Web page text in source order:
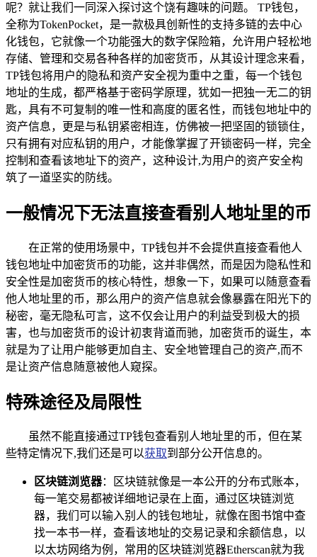
呢？就让我们一同深入探讨这个饶有趣味的问题。 TP钱包，
全称为TokenPocket，是一款极具创新性的支持多链的去中心
化钱包，它就像一个功能强大的数字保险箱，允许用户轻松地
存储、管理和交易各种各样的加密货币，从其设计理念来看，
TP钱包将用户的隐私和资产安全视为重中之重，每一个钱包
地址的生成，都严格基于密码学原理，犹如一把独一无二的钥
匙，具有不可复制的唯一性和高度的匿名性，而钱包地址中的
资产信息，更是与私钥紧密相连，仿佛被一把坚固的锁锁住，
只有拥有对应私钥的用户，才能像掌握了开锁密码一样，完全
控制和查看该地址下的资产，这种设计,为用户的资产安全构
筑了一道坚实的防线。
一般情况下无法直接查看别人地址里的币
在正常的使用场景中，TP钱包并不会提供直接查看他人
钱包地址中加密货币的功能，这并非偶然，而是因为隐私性和
安全性是加密货币的核心特性，想象一下，如果可以随意查看
他人地址里的币，那么用户的资产信息就会像暴露在阳光下的
秘密，毫无隐私可言，这不仅会让用户的利益受到极大的损
害，也与加密货币的设计初衷背道而驰，加密货币的诞生，本
就是为了让用户能够更加自主、安全地管理自己的资产,而不
是让资产信息随意被他人窥探。
特殊途径及局限性
虽然不能直接通过TP钱包查看别人地址里的币，但在某
些特定情况下,我们还是可以获取到部分公开信息的。
区块链浏览器：区块链就像是一本公开的分布式账本，
每一笔交易都被详细地记录在上面，通过区块链浏览
器，我们可以输入别人的钱包地址，就像在图书馆中查
找一本书一样，查看该地址的交易记录和余额信息，以
以太坊网络为例，常用的区块链浏览器Etherscan就为我